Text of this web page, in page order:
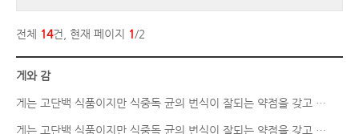
전체 14건, 현재 페이지 1/2
게와 감
게는 고단백 식품이지만 식중독 균의 번식이 잘되는 약점을 갖고 있다...
게는 고단백 식품이지만 식중독 균의 번식이 잘되는 약점을 갖고 있다...